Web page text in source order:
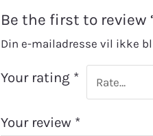
Be the first to review
Din e-mailadresse vil ikke
Your rating *
Your review *